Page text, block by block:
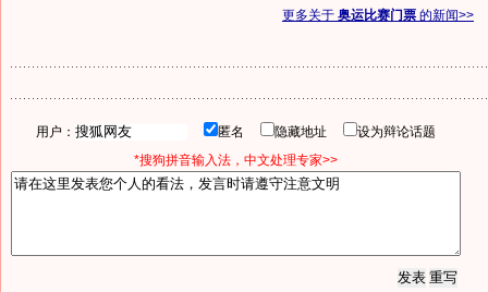
更多关于 奥运比赛门票 的新闻>>
用户： 匿名 隐藏地址
设为辩论话题
*搜狗拼音输入法，中文处理专家>>